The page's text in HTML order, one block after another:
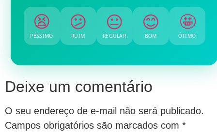
😫
PÉSSIMO
😕
RUIM
😐
REGULAR
😊
BOM
🤩
ÓTIMO
Deixe um comentário
O seu endereço de e-mail não será publicado.
Campos obrigatórios são marcados com *